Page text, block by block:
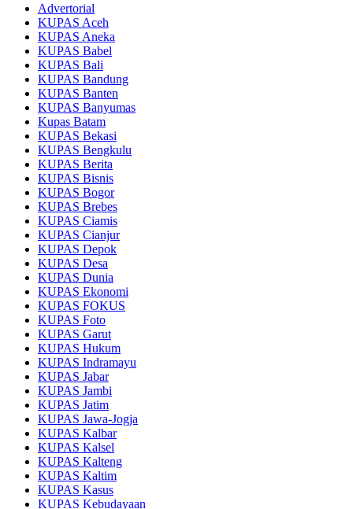
Advertorial
KUPAS Aceh
KUPAS Aneka
KUPAS Babel
KUPAS Bali
KUPAS Bandung
KUPAS Banten
KUPAS Banyumas
Kupas Batam
KUPAS Bekasi
KUPAS Bengkulu
KUPAS Berita
KUPAS Bisnis
KUPAS Bogor
KUPAS Brebes
KUPAS Ciamis
KUPAS Cianjur
KUPAS Depok
KUPAS Desa
KUPAS Dunia
KUPAS Ekonomi
KUPAS FOKUS
KUPAS Foto
KUPAS Garut
KUPAS Hukum
KUPAS Indramayu
KUPAS Jabar
KUPAS Jambi
KUPAS Jatim
KUPAS Jawa-Jogja
KUPAS Kalbar
KUPAS Kalsel
KUPAS Kalteng
KUPAS Kaltim
KUPAS Kasus
KUPAS Kebudayaan